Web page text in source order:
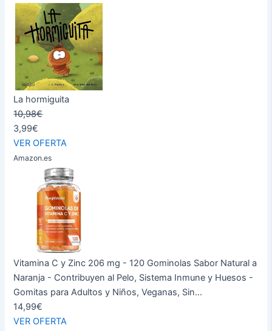
La hormiguita
10,98€
3,99€
VER OFERTA
Amazon.es
Vitamina C y Zinc 206 mg - 120 Gominolas Sabor Natural a
Naranja - Contribuyen al Pelo, Sistema Inmune y Huesos -
Gomitas para Adultos y Niños, Veganas, Sin...
14,99€
VER OFERTA